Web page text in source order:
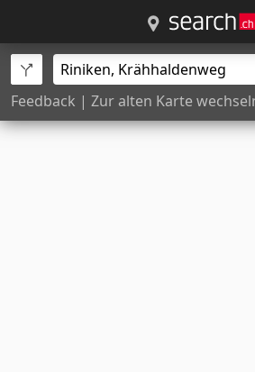
Feedback | Zur alten Karte